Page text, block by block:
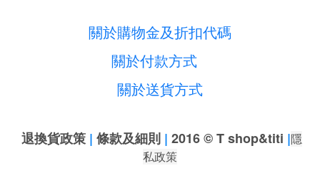
關於購物金及折扣代碼
關於付款方式
關於送貨方式
退換貨政策 | 條款及細則 | 2016 © T shop&titi |隱
私政策